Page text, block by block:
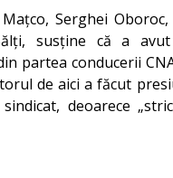
Serghei
susține că a
partea conducerii
de aici a făcut
deoarece